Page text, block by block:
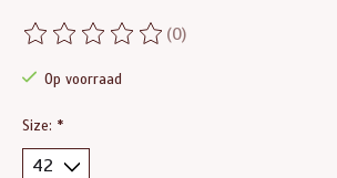
De beoordeling van dit product is
(0)
Op voorraad
Size: *